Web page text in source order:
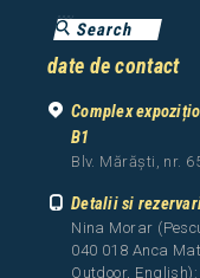
date de contact
Complex
B1
Blv. Mărăști, nr.
Detalii si
Nina Morar
040 018 Anca
Outdoor,